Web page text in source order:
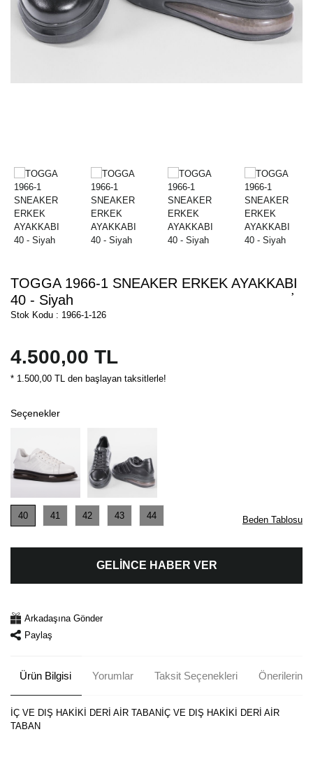
TOGGA 1966-1 SNEAKER ERKEK AYAKKABI
40 - Siyah
Stok Kodu : 1966-1-126
4.500,00 TL
* 1.500,00 TL den başlayan taksitlerle!
Seçenekler
40 41 42 43 44 Beden Tablosu
GELİNCE HABER VER
Arkadaşına Gönder
Paylaş
Ürün Bilgisi Yorumlar Taksit Seçenekleri Önerileriniz
İÇ VE DIŞ HAKİKİ DERİ AİR TABANİÇ VE DIŞ HAKİKİ DERİ AİR
TABAN